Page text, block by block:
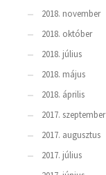
2018. november
2018. október
2018. július
2018. május
2018. április
2017. szeptember
2017. augusztus
2017. július